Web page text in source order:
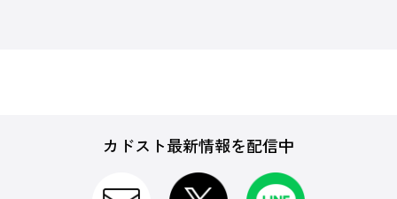
カドスト最新情報を配信中